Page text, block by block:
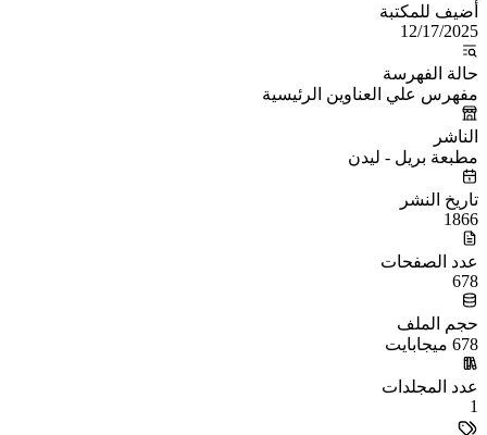
أُضيف للمكتبة
12/17/2025
حالة الفهرسة
مفهرس علي العناوين الرئيسية
الناشر
مطبعة بريل - ليدن
تاريخ النشر
1866
عدد الصفحات
678
حجم الملف
678 ميجابايت
عدد المجلدات
1